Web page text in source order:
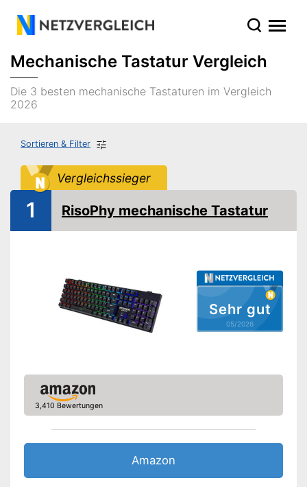
Mechanische Tastatur Vergleich
Die 3 besten mechanische Tastaturen im Vergleich
2026
Sortieren & Filter
Vergleichssieger
Sehr gut
05/2026
1 RisoPhy mechanische Tastatur
3,410 Bewertungen
Amazon